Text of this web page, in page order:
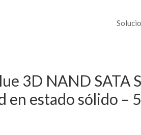
3D NAND SATA
en estado sólido –